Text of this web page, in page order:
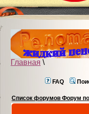
Главная \
FAQ
Список форумов Форум